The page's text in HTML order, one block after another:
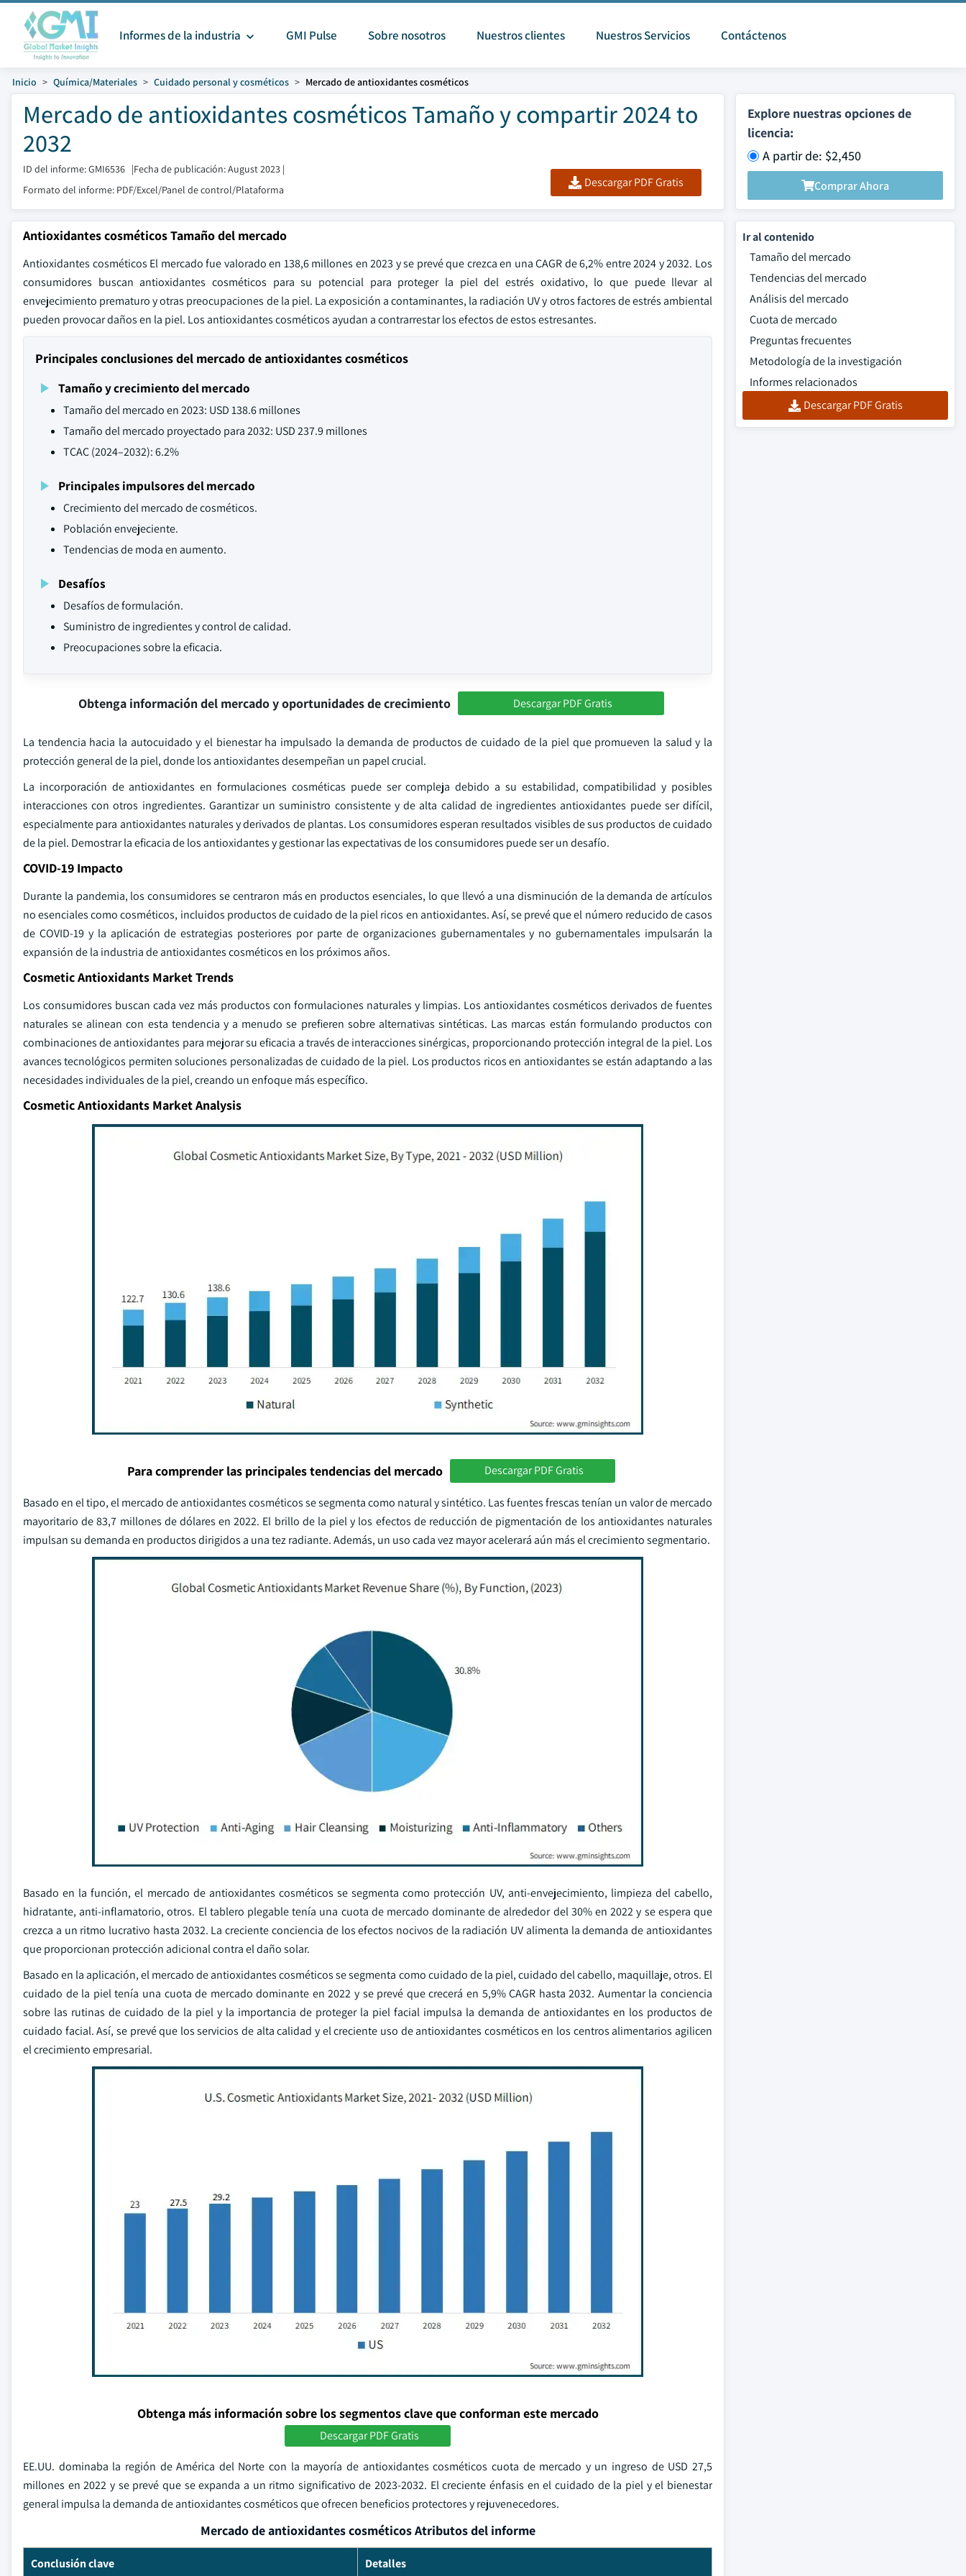
Informes de la industria GMI Pulse Sobre nosotros Nuestros clientes Nuestros Servicios Contáctenos
Inicio Química/Materiales Cuidado personal y cosméticos Mercado de antioxidantes cosméticos
Mercado de antioxidantes cosméticos Tamaño y compartir 2024 to
2032
ID del informe: GMI6536 |Fecha de publicación: August 2023 |
Formato del informe: PDF/Excel/Panel de control/Plataforma
Descargar PDF Gratis
Explore nuestras opciones de
licencia:
A partir de: $2,450
Comprar Ahora
Antioxidantes cosméticos Tamaño del mercado
Antioxidantes cosméticos El mercado fue valorado en 138,6 millones en 2023 y se prevé que crezca en una CAGR de 6,2% entre 2024 y 2032. Los
consumidores buscan antioxidantes cosméticos para su potencial para proteger la piel del estrés oxidativo, lo que puede llevar al
envejecimiento prematuro y otras preocupaciones de la piel. La exposición a contaminantes, la radiación UV y otros factores de estrés ambiental
pueden provocar daños en la piel. Los antioxidantes cosméticos ayudan a contrarrestar los efectos de estos estresantes.
Principales conclusiones del mercado de antioxidantes cosméticos
Tamaño y crecimiento del mercado
Tamaño del mercado en 2023: USD 138.6 millones
Tamaño del mercado proyectado para 2032: USD 237.9 millones
TCAC (2024–2032): 6.2%
Principales impulsores del mercado
Crecimiento del mercado de cosméticos.
Población envejeciente.
Tendencias de moda en aumento.
Desafíos
Desafíos de formulación.
Suministro de ingredientes y control de calidad.
Preocupaciones sobre la eficacia.
Obtenga información del mercado y oportunidades de crecimiento Descargar PDF Gratis
La tendencia hacia la autocuidado y el bienestar ha impulsado la demanda de productos de cuidado de la piel que promueven la salud y la
protección general de la piel, donde los antioxidantes desempeñan un papel crucial.
La incorporación de antioxidantes en formulaciones cosméticas puede ser compleja debido a su estabilidad, compatibilidad y posibles
interacciones con otros ingredientes. Garantizar un suministro consistente y de alta calidad de ingredientes antioxidantes puede ser difícil,
especialmente para antioxidantes naturales y derivados de plantas. Los consumidores esperan resultados visibles de sus productos de cuidado
de la piel. Demostrar la eficacia de los antioxidantes y gestionar las expectativas de los consumidores puede ser un desafío.
COVID-19 Impacto
Durante la pandemia, los consumidores se centraron más en productos esenciales, lo que llevó a una disminución de la demanda de artículos
no esenciales como cosméticos, incluidos productos de cuidado de la piel ricos en antioxidantes. Así, se prevé que el número reducido de casos
de COVID-19 y la aplicación de estrategias posteriores por parte de organizaciones gubernamentales y no gubernamentales impulsarán la
expansión de la industria de antioxidantes cosméticos en los próximos años.
Cosmetic Antioxidants Market Trends
Los consumidores buscan cada vez más productos con formulaciones naturales y limpias. Los antioxidantes cosméticos derivados de fuentes
naturales se alinean con esta tendencia y a menudo se prefieren sobre alternativas sintéticas. Las marcas están formulando productos con
combinaciones de antioxidantes para mejorar su eficacia a través de interacciones sinérgicas, proporcionando protección integral de la piel. Los
avances tecnológicos permiten soluciones personalizadas de cuidado de la piel. Los productos ricos en antioxidantes se están adaptando a las
necesidades individuales de la piel, creando un enfoque más específico.
Cosmetic Antioxidants Market Analysis
Para comprender las principales tendencias del mercado Descargar PDF Gratis
Basado en el tipo, el mercado de antioxidantes cosméticos se segmenta como natural y sintético. Las fuentes frescas tenían un valor de mercado
mayoritario de 83,7 millones de dólares en 2022. El brillo de la piel y los efectos de reducción de pigmentación de los antioxidantes naturales
impulsan su demanda en productos dirigidos a una tez radiante. Además, un uso cada vez mayor acelerará aún más el crecimiento segmentario.
Basado en la función, el mercado de antioxidantes cosméticos se segmenta como protección UV, anti-envejecimiento, limpieza del cabello,
hidratante, anti-inflamatorio, otros. El tablero plegable tenía una cuota de mercado dominante de alrededor del 30% en 2022 y se espera que
crezca a un ritmo lucrativo hasta 2032. La creciente conciencia de los efectos nocivos de la radiación UV alimenta la demanda de antioxidantes
que proporcionan protección adicional contra el daño solar.
Basado en la aplicación, el mercado de antioxidantes cosméticos se segmenta como cuidado de la piel, cuidado del cabello, maquillaje, otros. El
cuidado de la piel tenía una cuota de mercado dominante en 2022 y se prevé que crecerá en 5,9% CAGR hasta 2032. Aumentar la conciencia
sobre las rutinas de cuidado de la piel y la importancia de proteger la piel facial impulsa la demanda de antioxidantes en los productos de
cuidado facial. Así, se prevé que los servicios de alta calidad y el creciente uso de antioxidantes cosméticos en los centros alimentarios agilicen
el crecimiento empresarial.
Obtenga más información sobre los segmentos clave que conforman este mercado
Descargar PDF Gratis
EE.UU. dominaba la región de América del Norte con la mayoría de antioxidantes cosméticos cuota de mercado y un ingreso de USD 27,5
millones en 2022 y se prevé que se expanda a un ritmo significativo de 2023-2032. El creciente énfasis en el cuidado de la piel y el bienestar
general impulsa la demanda de antioxidantes cosméticos que ofrecen beneficios protectores y rejuvenecedores.
Mercado de antioxidantes cosméticos Atributos del informe
Conclusión clave Detalles
Ir al contenido
Tamaño del mercado
Tendencias del mercado
Análisis del mercado
Cuota de mercado
Preguntas frecuentes
Metodología de la investigación
Informes relacionados
Descargar PDF Gratis